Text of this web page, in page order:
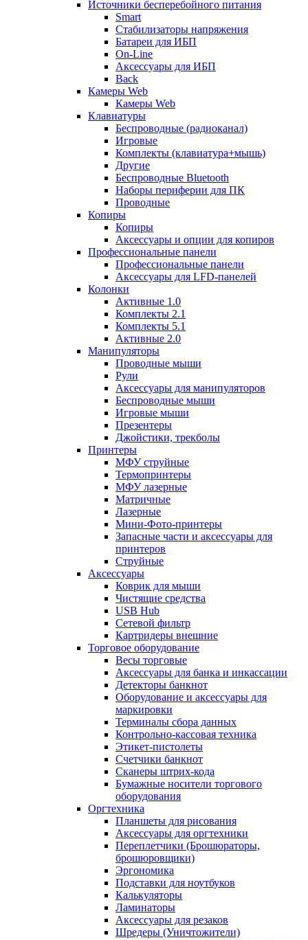
Источники бесперебойного питания
Smart
Стабилизаторы напряжения
Батареи для ИБП
On-Line
Аксессуары для ИБП
Back
Камеры Web
Камеры Web
Клавиатуры
Беспроводные (радиоканал)
Игровые
Комплекты (клавиатура+мышь)
Другие
Беспроводные Bluetooth
Наборы периферии для ПК
Проводные
Копиры
Копиры
Аксессуары и опции для копиров
Профессиональные панели
Профессиональные панели
Аксессуары для LFD-панелей
Колонки
Активные 1.0
Комплекты 2.1
Комплекты 5.1
Активные 2.0
Манипуляторы
Проводные мыши
Рули
Аксессуары для манипуляторов
Беспроводные мыши
Игровые мыши
Презентеры
Джойстики, трекболы
Принтеры
МФУ струйные
Термопринтеры
МФУ лазерные
Матричные
Лазерные
Мини-Фото-принтеры
Запасные части и аксессуары для
принтеров
Струйные
Аксессуары
Коврик для мыши
Чистящие средства
USB Hub
Сетевой фильтр
Картридеры внешние
Торговое оборудование
Весы торговые
Аксессуары для банка и инкассации
Детекторы банкнот
Оборудование и аксессуары для
маркировки
Терминалы сбора данных
Контрольно-кассовая техника
Этикет-пистолеты
Счетчики банкнот
Сканеры штрих-кода
Бумажные носители торгового
оборудования
Оргтехника
Планшеты для рисования
Аксессуары для оргтехники
Переплетчики (Брошюраторы,
брошюровщики)
Эргономика
Подставки для ноутбуков
Калькуляторы
Ламинаторы
Аксессуары для резаков
Шредеры (Уничтожители)